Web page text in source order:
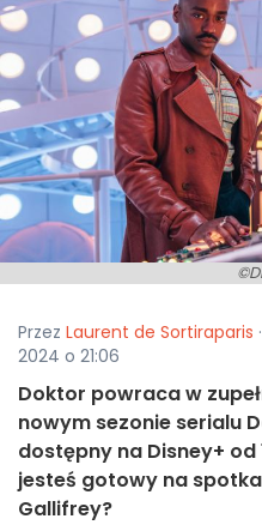
Przez Laurent de Sortiraparis
2024 o 21:06
Doktor powraca w
nowym sezonie serialu
dostępny na Disney+ od
jesteś gotowy na
Gallifrey?